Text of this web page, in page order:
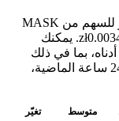
خلال الأيام السبعة الماضية، كان أعلى سعر للسهم من MASK
إلى PLN هو zł0.004100، وأدنى سعر هو zł0.003494. يمكنك
بما في ذلك
سعر السهم من MASK إلى PLN خلال الـ 24 ساعة الماضية،
متوسط
تغيّر